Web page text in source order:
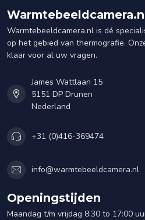
Warmtebeeldcamera.nl is dé
op het gebied van thermografie.
klaar voor al uw vragen.
James Wattlaan 15
5151 DP Drunen
Nederland
+31 (0)416-369474
info@warmtebeeldcamera.nl
Openingstijden
Maandag t/m vrijdag 8:30 to 17:00